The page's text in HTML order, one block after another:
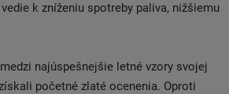
k zníženiu spotreby paliva, nižšiemu
najúspešnejšie letné vzory svojej
početné zlaté ocenenia. Oproti